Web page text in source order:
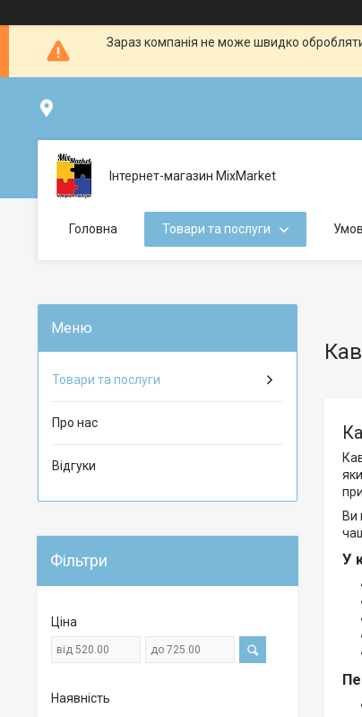
Зараз компанія не може швидко
Інтернет-магазин MixMarket
Головна Товари та послуги
Ви
У
Товари та послуги
Про нас
Відгуки
Фільтри
Ціна
Наявність